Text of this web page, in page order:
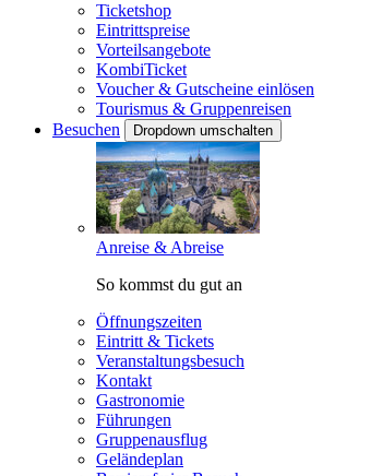
Ticketshop
Eintrittspreise
Vorteilsangebote
KombiTicket
Voucher & Gutscheine einlösen
Tourismus & Gruppenreisen
Besuchen
Dropdown umschalten
Anreise & Abreise
So kommst du gut an
Öffnungszeiten
Eintritt & Tickets
Veranstaltungsbesuch
Kontakt
Gastronomie
Führungen
Gruppenausflug
Geländeplan